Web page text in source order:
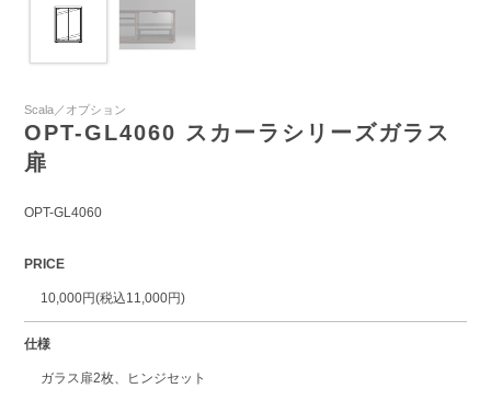
Scala／オプション
OPT-GL4060 スカーラシリーズガラス
扉
OPT-GL4060
PRICE
10,000円(税込11,000円)
仕様
ガラス扉2枚、ヒンジセット